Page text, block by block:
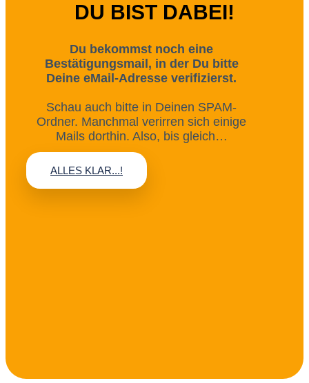
DU BIST DABEI!
Du bekommst noch eine
Bestätigungsmail, in der Du bitte
Deine eMail-Adresse verifizierst.
Schau auch bitte in Deinen SPAM-
Ordner. Manchmal verirren sich einige
Mails dorthin. Also, bis gleich…
ALLES KLAR...!